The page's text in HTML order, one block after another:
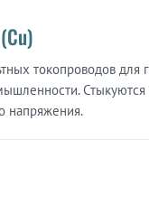
токопроводов для
напряжения.